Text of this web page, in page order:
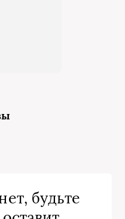
будьте